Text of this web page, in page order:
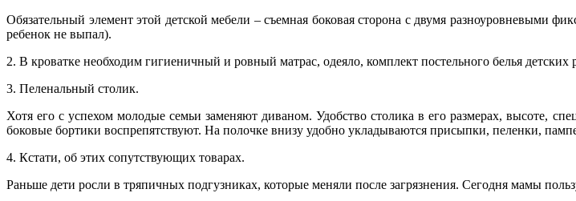
Обязательный элемент этой детской мебели – съемная боковая сторона с двумя разноуровневыми
ребенок не выпал).
2. В кроватке необходим гигиеничный и ровный матрас, одеяло, комплект постельного белья детских
3. Пеленальный столик.
Хотя его с успехом молодые семьи заменяют диваном. Удобство столика в его размерах, высоте,
боковые бортики воспрепятствуют. На полочке внизу удобно укладываются присыпки, пеленки,
4. Кстати, об этих сопутствующих товарах.
Раньше дети росли в тряпичных подгузниках, которые меняли после загрязнения. Сегодня мамы